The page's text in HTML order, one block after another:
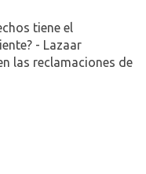
tiene el
- Lazaar
las reclamaciones de